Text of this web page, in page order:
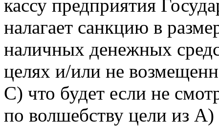
кассу предприятия
налагает санкцию в
наличных денежных
целях и/или не
С) что будет если не
по волшебству цели из